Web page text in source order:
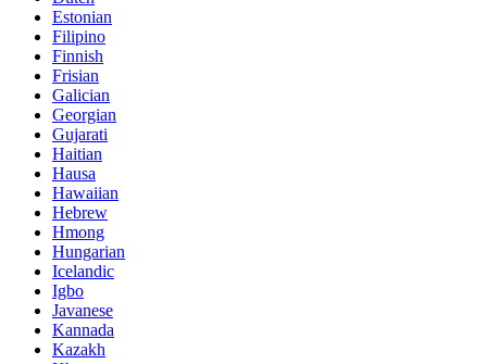
Estonian
Filipino
Finnish
Frisian
Galician
Georgian
Gujarati
Haitian
Hausa
Hawaiian
Hebrew
Hmong
Hungarian
Icelandic
Igbo
Javanese
Kannada
Kazakh